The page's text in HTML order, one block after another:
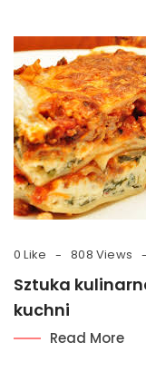
0 Like 808 Views
Sztuka
kuchni
Read More